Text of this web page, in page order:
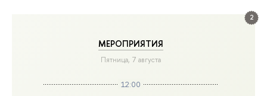
2
МЕРОПРИЯТИЯ
Пятница, 7 августа
12:00